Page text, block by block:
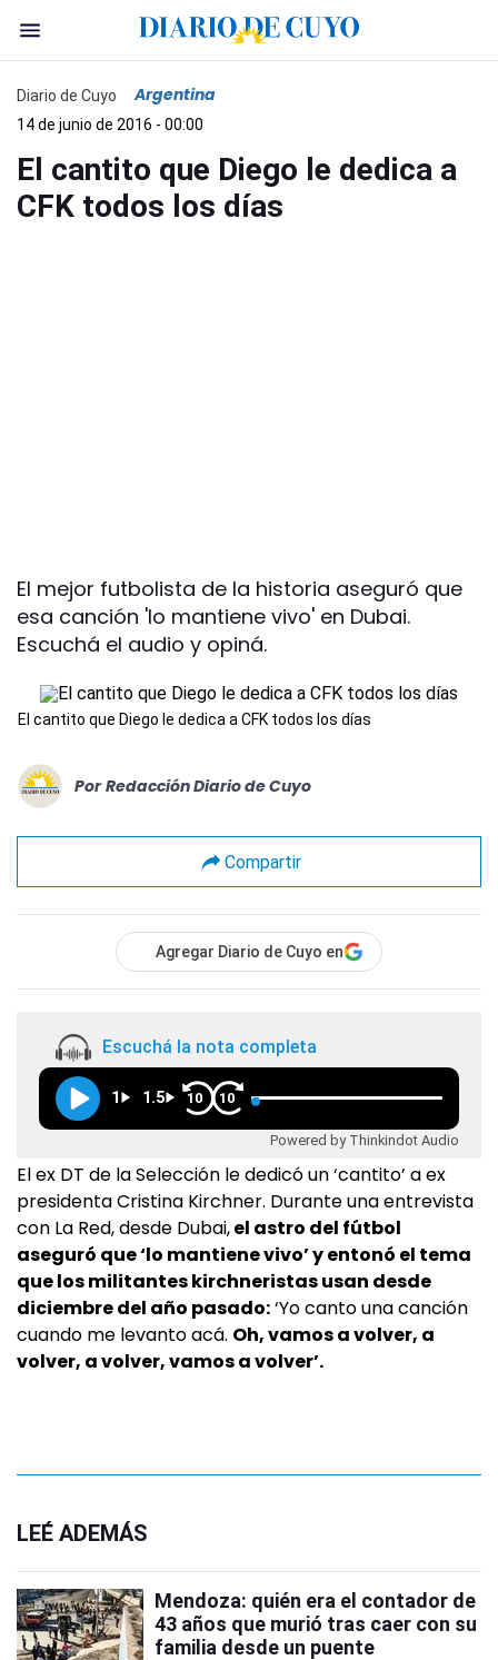
Diario de Cuyo Argentina
14 de junio de 2016 - 00:00
El cantito que Diego le dedica a
CFK todos los días
El mejor futbolista de la historia aseguró que
esa canción 'lo mantiene vivo' en Dubai.
Escuchá el audio y opiná.
El cantito que Diego le dedica a CFK todos los días
Por Redacción Diario de Cuyo
Compartir
Agregar Diario de Cuyo en
Escuchá la nota completa
1 1.5 10 10
Powered by Thinkindot Audio
El ex DT de la Selección le dedicó un ‘cantito’ a ex
presidenta Cristina Kirchner. Durante una entrevista
con La Red, desde Dubai,el astro del fútbol
aseguró que ‘lo mantiene vivo’ y entonó el tema
que los militantes kirchneristas usan desde
diciembre del año pasado:‘Yo canto una canción
cuando me levanto acá. Oh, vamos a volver, a
volver, a volver, vamos a volver’.
LEÉ ADEMÁS
Mendoza: quién era el contador de
43 años que murió tras caer con su
familia desde un puente